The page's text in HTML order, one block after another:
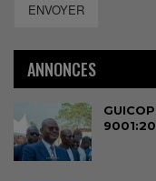
ENVOYER
ANNONCES